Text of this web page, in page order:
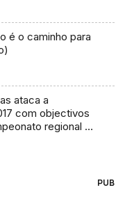
é o caminho para
ataca a
com objectivos
regional e
PUB